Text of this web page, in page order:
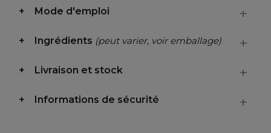
Mode d'emploi
Ingrédients (peut varier, voir emballage)
Livraison et stock
Informations de sécurité